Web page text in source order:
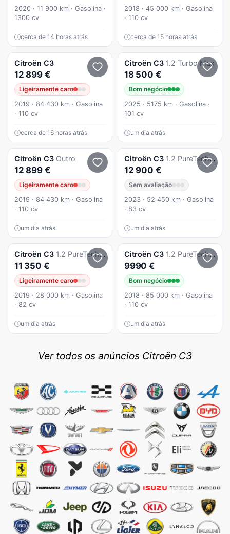
2020 · 11 900 km · Gasolina ·
1300 cv
cerca de 14 horas atrás
2018 · 45 000 km · Gasolina
· 110 cv
cerca de 15 horas atrás
Citroën C3
12 899 €
Ligeiramente caro
2019 · 84 430 km · Gasolina
· 110 cv
cerca de 16 horas atrás
Citroën C3 1.2 Turbo Max
18 500 €
Bom negócio
2025 · 5175 km · Gasolina ·
101 cv
um dia atrás
Citroën C3 Outro
12 899 €
Ligeiramente caro
2019 · 84 430 km · Gasolina
· 110 cv
um dia atrás
Citroën C3 1.2 PureTech C-Series
12 900 €
Sem avaliação
2023 · 52 450 km · Gasolina
· 83 cv
um dia atrás
Citroën C3 1.2 PureTech Feel
11 350 €
Ligeiramente caro
2019 · 28 000 km · Gasolina
· 82 cv
um dia atrás
Citroën C3 1.2 PureTech Shine
9990 €
Bom negócio
2018 · 85 000 km · Gasolina
· 110 cv
um dia atrás
Ver todos os anúncios Citroën C3